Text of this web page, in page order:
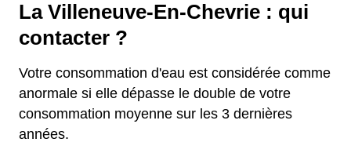
La Villeneuve-En-Chevrie : qui
contacter ?
Votre consommation d'eau est considérée comme
anormale si elle dépasse le double de votre
consommation moyenne sur les 3 dernières
années.